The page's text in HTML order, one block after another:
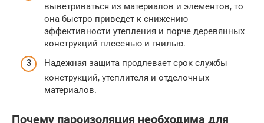
выветриваться из материалов и элементов, то
она быстро приведет к снижению
эффективности утепления и порче деревянных
конструкций плесенью и гнилью.
Надежная защита продлевает срок службы
конструкций, утеплителя и отделочных
материалов.
Почему пароизоляция необходима для